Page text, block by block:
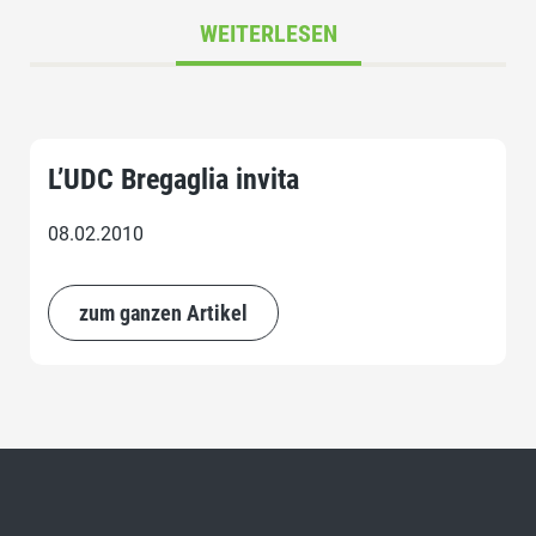
WEITERLESEN
L’UDC Bregaglia invita
08.02.2010
zum ganzen Artikel